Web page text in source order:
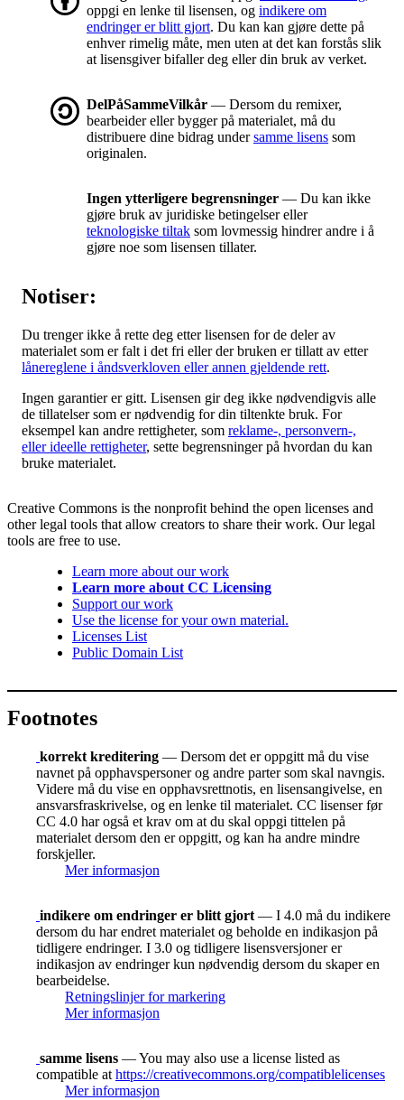
oppgi en lenke til lisensen, og indikere om
endringer er blitt gjort. Du kan kan gjøre dette på
enhver rimelig måte, men uten at det kan forstås slik
at lisensgiver bifaller deg eller din bruk av verket.
DelPåSammeVilkår — Dersom du remixer,
bearbeider eller bygger på materialet, må du
distribuere dine bidrag undersamme lisens som
originalen.
Ingen ytterligere begrensninger — Du kan ikke
gjøre bruk av juridiske betingelser eller
teknologiske tiltak som lovmessig hindrer andre i å
gjøre noe som lisensen tillater.
Notiser:
Du trenger ikke å rette deg etter lisensen for de deler av
materialet som er falt i det fri eller der bruken er tillatt av etter
lånereglene i åndsverkloven eller annen gjeldende rett.
Ingen garantier er gitt. Lisensen gir deg ikke nødvendigvis alle
de tillatelser som er nødvendig for din tiltenkte bruk. For
eksempel kan andre rettigheter, som reklame-, personvern-,
eller ideelle rettigheter, sette begrensninger på hvordan du kan
bruke materialet.
Creative Commons is the nonprofit behind the open licenses and
other legal tools that allow creators to share their work. Our legal
tools are free to use.
Learn more about our work
Learn more about CC Licensing
Support our work
Use the license for your own material.
Licenses List
Public Domain List
Footnotes
korrekt kreditering — Dersom det er oppgitt må du vise
navnet på opphavspersoner og andre parter som skal navngis.
Videre må du vise en opphavsrettnotis, en lisensangivelse, en
ansvarsfraskrivelse, og en lenke til materialet. CC lisenser før
CC 4.0 har også et krav om at du skal oppgi tittelen på
materialet dersom den er oppgitt, og kan ha andre mindre
forskjeller.
Mer informasjon
indikere om endringer er blitt gjort — I 4.0 må du indikere
dersom du har endret materialet og beholde en indikasjon på
tidligere endringer. I 3.0 og tidligere lisensversjoner er
indikasjon av endringer kun nødvendig dersom du skaper en
bearbeidelse.
Retningslinjer for markering
Mer informasjon
samme lisens — You may also use a license listed as
compatible at https://creativecommons.org/compatiblelicenses
Mer informasjon